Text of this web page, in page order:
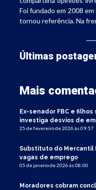
Foi fundado em 2008
tornou referência. Na
Últimas
Mais
Ex-senador FBC e
investiga desvios de
25 de fevereiro de 2026 às 09:57
Substituto do Mercantil
vagas de emprego
05 de janeiro de 2026 às 08:00
Moradores cobram